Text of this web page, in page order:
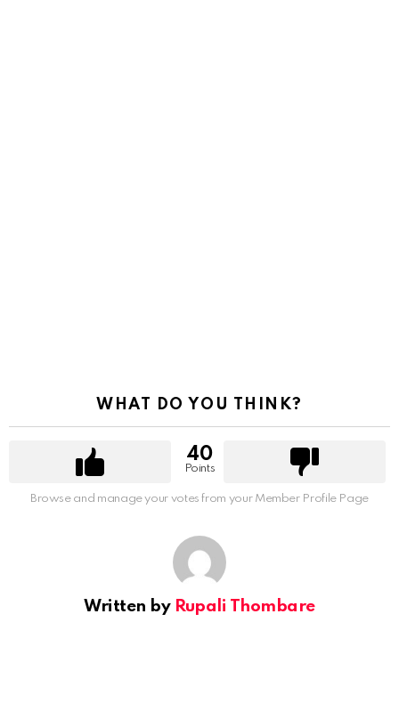
WHAT DO YOU THINK?
40
Points
Browse and manage your votes from your Member Profile Page
Written by Rupali Thombare